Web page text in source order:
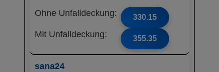
Ohne Unfalldeckung: 330.15
Mit Unfalldeckung: 355.35
sana24